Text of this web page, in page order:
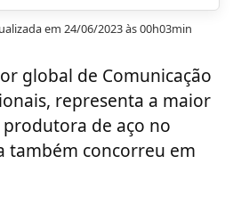
em 24/06/2023 às 00h03min
global de Comunicação
representa a maior
de aço no
também concorreu em